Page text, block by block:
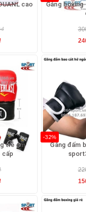
cao
Găng boxing
trẻ em
cấp
-32%
Găng đấm